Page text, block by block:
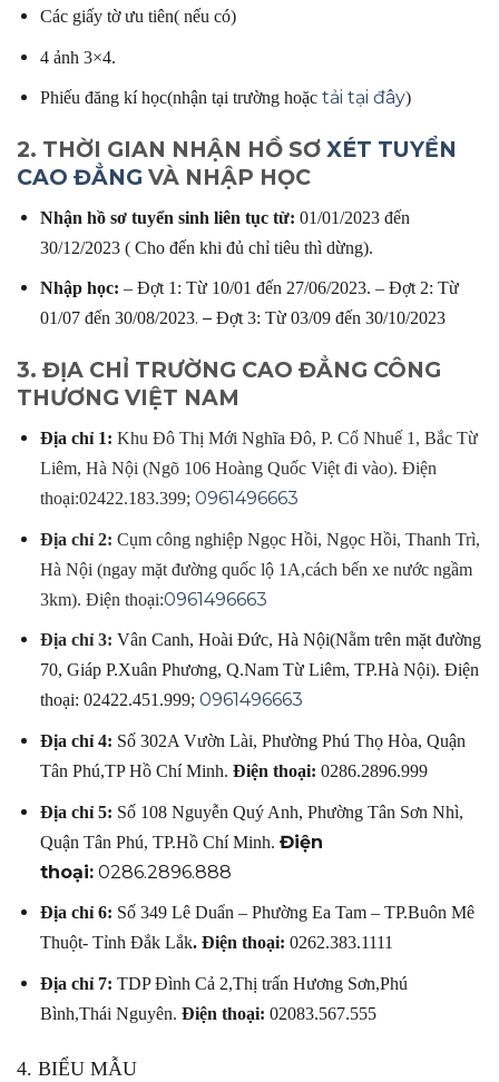
Các giấy tờ ưu tiên( nếu có)
4 ảnh 3×4.
Phiếu đăng kí học(nhận tại trường hoặc tải tại đây)
2. THỜI GIAN NHẬN HỒ SƠ XÉT TUYỂN
CAO ĐẲNG VÀ NHẬP HỌC
Nhận hồ sơ tuyển sinh liên tục từ: 01/01/2023 đến
30/12/2023 ( Cho đến khi đủ chỉ tiêu thì dừng).
Nhập học: – Đợt 1: Từ 10/01 đến 27/06/2023. – Đợt 2: Từ
01/07 đến 30/08/2023. – Đợt 3: Từ 03/09 đến 30/10/2023
3. ĐỊA CHỈ TRƯỜNG CAO ĐẲNG CÔNG
THƯƠNG VIỆT NAM
Địa chỉ 1: Khu Đô Thị Mới Nghĩa Đô, P. Cổ Nhuế 1, Bắc Từ
Liêm, Hà Nội (Ngõ 106 Hoàng Quốc Việt đi vào). Điện
thoại:02422.183.399; 0961496663
Địa chỉ 2: Cụm công nghiệp Ngọc Hồi, Ngọc Hồi, Thanh Trì,
Hà Nội (ngay mặt đường quốc lộ 1A,cách bến xe nước ngầm
3km). Điện thoại:0961496663
Địa chỉ 3: Vân Canh, Hoài Đức, Hà Nội(Nằm trên mặt đường
70, Giáp P.Xuân Phương, Q.Nam Từ Liêm, TP.Hà Nội). Điện
thoại: 02422.451.999; 0961496663
Địa chỉ 4: Số 302A Vườn Lài, Phường Phú Thọ Hòa, Quận
Tân Phú,TP Hồ Chí Minh. Điện thoại: 0286.2896.999
Địa chỉ 5: Số 108 Nguyễn Quý Anh, Phường Tân Sơn Nhì,
Quận Tân Phú, TP.Hồ Chí Minh. Điện
thoại:0286.2896.888
Địa chỉ 6: Số 349 Lê Duẩn – Phường Ea Tam – TP.Buôn Mê
Thuột- Tỉnh Đắk Lắk. Điện thoại: 0262.383.1111
Địa chỉ 7: TDP Đình Cả 2,Thị trấn Hương Sơn,Phú
Bình,Thái Nguyên. Điện thoại: 02083.567.555
4. BIỂU MẪU